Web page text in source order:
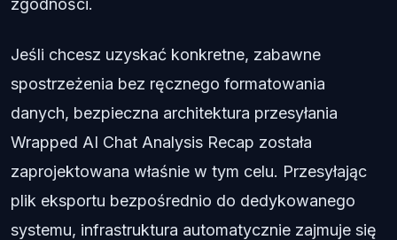
Jeśli chcesz uzyskać konkretne, zabawne
spostrzeżenia bez ręcznego formatowania
danych, bezpieczna architektura przesyłania
Wrapped AI Chat Analysis Recap została
zaprojektowana właśnie w tym celu. Przesyłając
plik eksportu bezpośrednio do dedykowanego
systemu, infrastruktura automatycznie zajmuje się